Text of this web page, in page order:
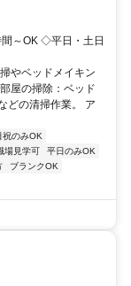
～OK ◇平日・土日
やベッドメイキン
屋の掃除：ベッド
どの清掃作業。 ア
祝のみOK
場見学可
平日のみOK
ブランクOK